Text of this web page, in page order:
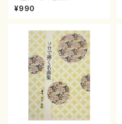
スメドレー( 箏2/大平光美 編
曲/楽譜）
¥990